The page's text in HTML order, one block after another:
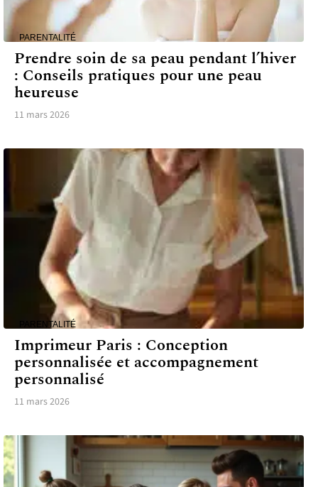
PARENTALITÉ
Prendre soin de sa peau pendant l’hiver
: Conseils pratiques pour une peau
heureuse
11 mars 2026
PARENTALITÉ
Imprimeur Paris : Conception
personnalisée et accompagnement
personnalisé
11 mars 2026